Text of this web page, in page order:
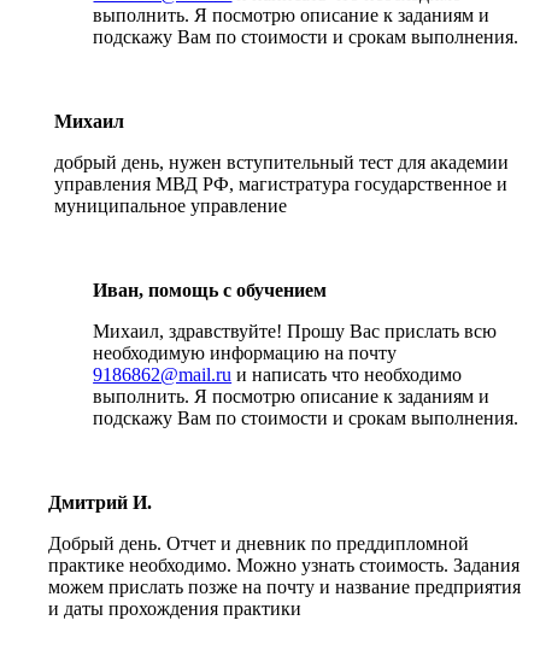
выполнить. Я посмотрю описание к заданиям и
подскажу Вам по стоимости и срокам выполнения.
Михаил
добрый день, нужен вступительный тест для академии
управления МВД РФ, магистратура государственное и
муниципальное управление
Иван, помощь с обучением
Михаил, здравствуйте! Прошу Вас прислать всю
необходимую информацию на почту
9186862@mail.ru и написать что необходимо
выполнить. Я посмотрю описание к заданиям и
подскажу Вам по стоимости и срокам выполнения.
Дмитрий И.
Добрый день. Отчет и дневник по преддипломной
практике необходимо. Можно узнать стоимость. Задания
можем прислать позже на почту и название предприятия
и даты прохождения практики